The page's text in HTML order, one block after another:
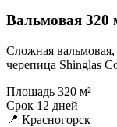
Вальмовая 320
Сложная
черепица Shinglas
Площадь 320 м²
Срок 12 дней
📍 Красногорск